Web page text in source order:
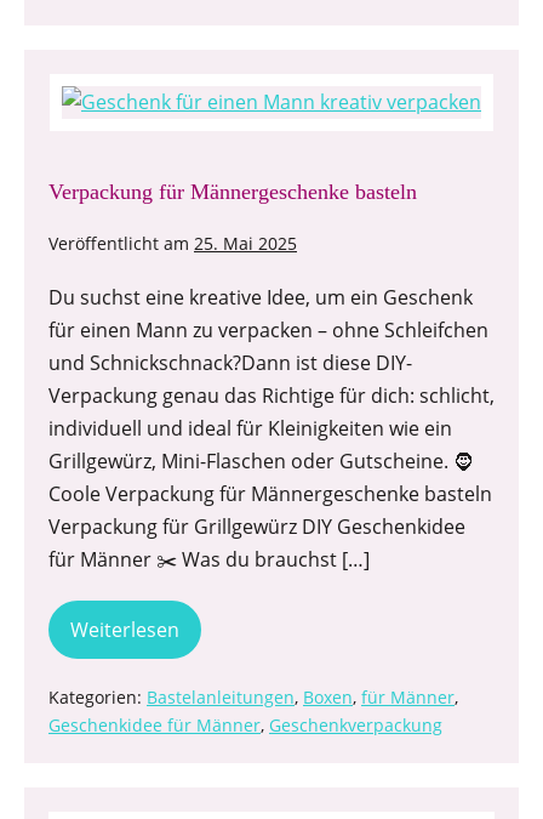
Verpackung für Männergeschenke basteln
Veröffentlicht am 25. Mai 2025
Du suchst eine kreative Idee, um ein Geschenk
für einen Mann zu verpacken – ohne Schleifchen
und Schnickschnack?Dann ist diese DIY-
Verpackung genau das Richtige für dich: schlicht,
individuell und ideal für Kleinigkeiten wie ein
Grillgewürz, Mini-Flaschen oder Gutscheine. 🧔
Coole Verpackung für Männergeschenke basteln
Verpackung für Grillgewürz DIY Geschenkidee
für Männer ✂️ Was du brauchst […]
Weiterlesen
Kategorien: Bastelanleitungen, Boxen, für Männer,
Geschenkidee für Männer, Geschenkverpackung